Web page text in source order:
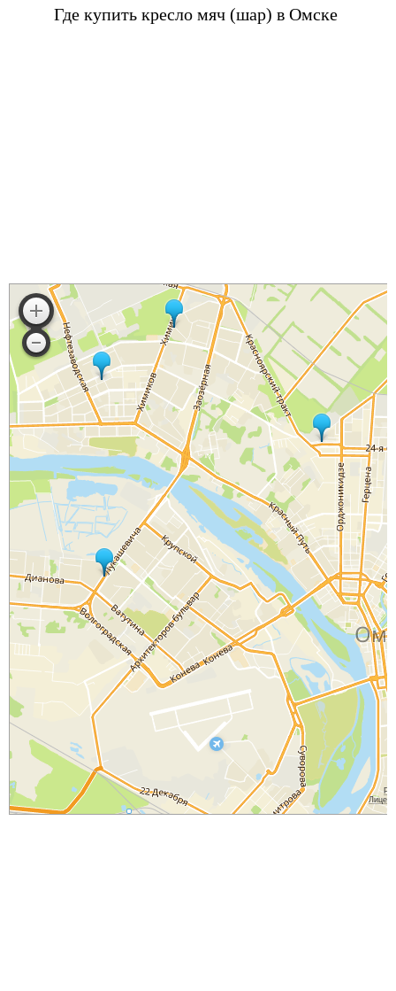
Где купить кресло мяч (шар) в Омске